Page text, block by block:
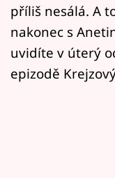
Přihlášení
Sledujte nás
příliš nesálá. A
nakonec s
uvidíte v úterý
epizodě